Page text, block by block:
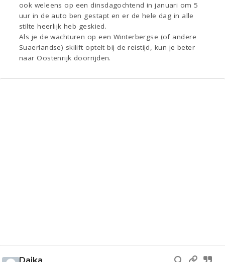
ook weleens op een dinsdagochtend in januari om 5
uur in de auto ben gestapt en er de hele dag in alle
stilte heerlijk heb geskied.
Als je de wachturen op een Winterbergse (of andere
Suaerlandse) skilift optelt bij de reistijd, kun je beter
naar Oostenrijk doorrijden.